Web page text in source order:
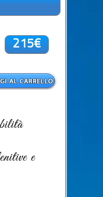
215€
e